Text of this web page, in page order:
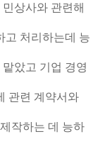
상사와 관련해
고 처리하는데 능
았고 기업 경영
관련 계약서와
작하는 데 능하